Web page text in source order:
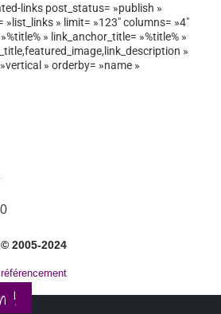
links post_status= »publish »
» limit= »123″ columns= »4″
» link_anchor_title= »%title% »
»
» orderby= »name »
2005-2024
!